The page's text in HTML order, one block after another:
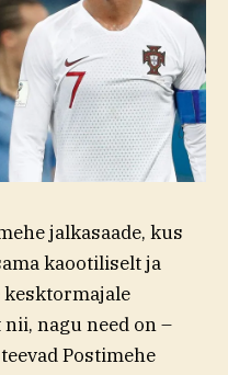
jalkasaade, kus
kaootiliselt ja
kesktormajale
nagu need on –
Postimehe